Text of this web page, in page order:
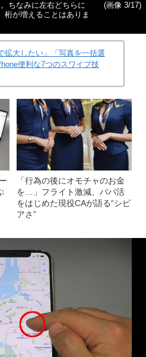
ちなみに左右どちらに
桁が増えることはありま
(画像 3/17)
拡大したい」「写真を一括選
便利な7つのスワイプ技
「行為の後にオモチャのお金
を…」フライト激減、パパ活
をはじめた現役CAが語る“シビ
アさ”